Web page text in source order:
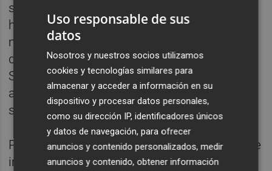
siguió creciend un 2,3% respecto a 2014
hasta situarse en los 123.419 euros de
media por inmueble (según datos cruzados
de Provia y el Colegio Notarial de Valencia).
Sin embargo, la cifra todavía está muy
alejada de los 165.000 euros de media que
se pagaban en 2010 o los 142.000 de 2011.
Por tipologías, los ciudadanos extranjeros se
inclinan por adquirir viviendas de segunda
Uso responsable de sus
datos
Nosotros y nuestros socios utilizamos
cookies y tecnologías similares para
almacenar y acceder a información en su
dispositivo y procesar datos personales,
como su dirección IP, identificadores únicos
y datos de navegación, para ofrecer
anuncios y contenido personalizados, medir
anuncios y contenido, obtener información